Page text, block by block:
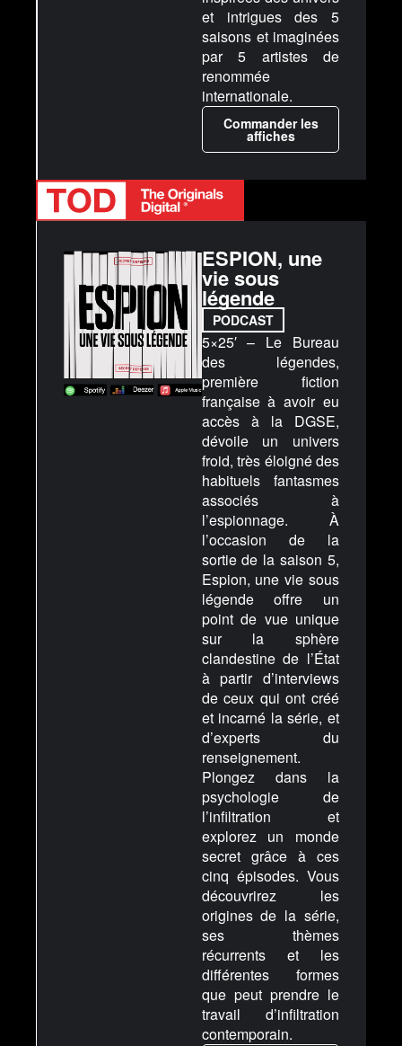
et intrigues des 5
saisons et imaginées
par 5 artistes de
renommée
internationale.
Commander les
affiches
ESPION, une
vie sous
légende
PODCAST
5×25′ – Le Bureau
des légendes,
première fiction
française à avoir eu
accès à la DGSE,
dévoile un univers
froid, très éloigné des
habituels fantasmes
associés à
l’espionnage. À
l’occasion de la
sortie de la saison 5,
Espion, une vie sous
légende offre un
point de vue unique
sur la sphère
clandestine de l’État
à partir d’interviews
de ceux qui ont créé
et incarné la série, et
d’experts du
renseignement.
Plongez dans la
psychologie de
l’infiltration et
explorez un monde
secret grâce à ces
cinq épisodes. Vous
découvrirez les
origines de la série,
ses thèmes
récurrents et les
différentes formes
que peut prendre le
travail d’infiltration
contemporain.